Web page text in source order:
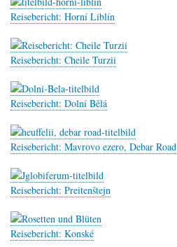
Reisebericht: Horní Liblín
Reisebericht: Cheile Turzii
Reisebericht: Dolní Bělá
Reisebericht: Mavrovo ezero, Debar Road
Reisebericht: Preitenštejn
Reisebericht: Konské